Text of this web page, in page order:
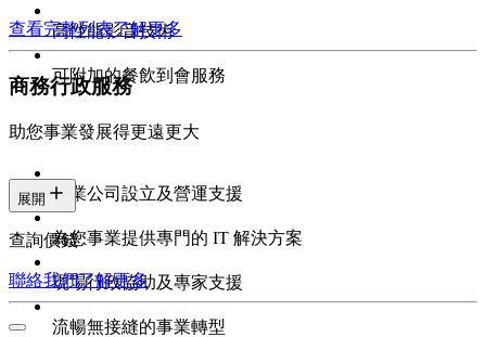
高性能影音技術
可附加的餐飲到會服務
查看完整列表了解更多
商務行政服務
助您事業發展得更遠更大
專業公司設立及營運支援
為您事業提供專門的 IT 解決方案
現場行政協助及專家支援
流暢無接縫的事業轉型
展開
查詢價錢
聯絡我們了解更多